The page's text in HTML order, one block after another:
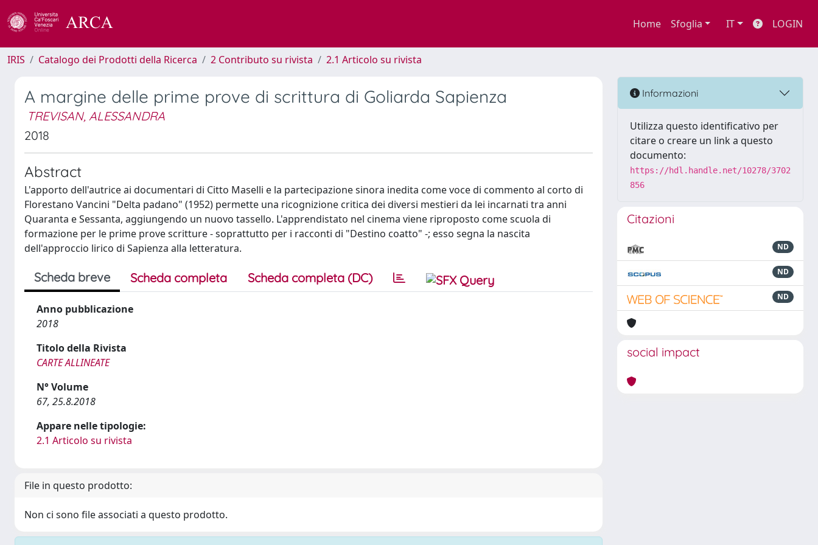
Home Sfoglia IT LOGIN
IRIS Catalogo dei Prodotti della Ricerca 2 Contributo su rivista 2.1 Articolo su rivista
A margine delle prime prove di scrittura di Goliarda Sapienza
TREVISAN, ALESSANDRA
2018
Abstract
L'apporto dell'autrice ai documentari di Citto Maselli e la partecipazione sinora inedita come voce di commento al corto di
Florestano Vancini "Delta padano" (1952) permette una ricognizione critica dei diversi mestieri da lei incarnati tra anni
Quaranta e Sessanta, aggiungendo un nuovo tassello. L'apprendistato nel cinema viene riproposto come scuola di
formazione per le prime prove scritture - soprattutto per i racconti di "Destino coatto" -; esso segna la nascita
dell'approccio lirico di Sapienza alla letteratura.
Scheda breve Scheda completa Scheda completa (DC)
Anno pubblicazione
2018
Titolo della Rivista
CARTE ALLINEATE
N° Volume
67, 25.8.2018
Appare nelle tipologie:
2.1 Articolo su rivista
File in questo prodotto:
Non ci sono file associati a questo prodotto.
Informazioni
Utilizza questo identificativo per
citare o creare un link a questo
documento:
https://hdl.handle.net/10278/3702
856
Citazioni
ND
ND
ND
social impact